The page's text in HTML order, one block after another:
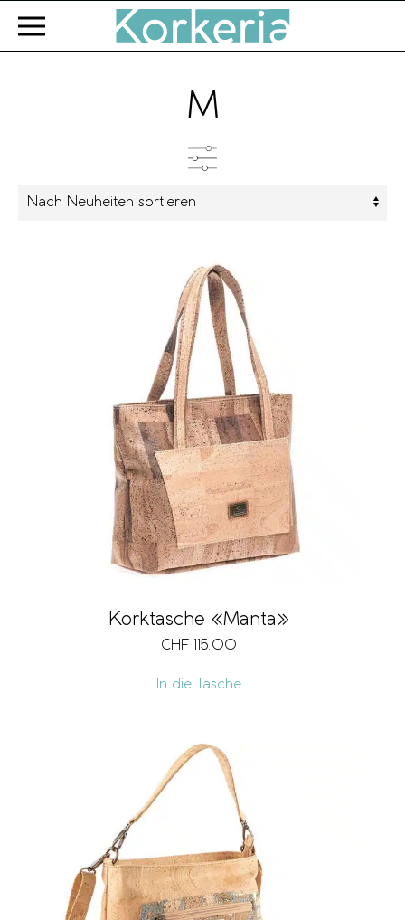
Zum Hauptinhalt springen
M
Kategorien
Verschlussart
Preis
CHF 40
Korktasche «Manta»
CHF 115.00
In die Tasche